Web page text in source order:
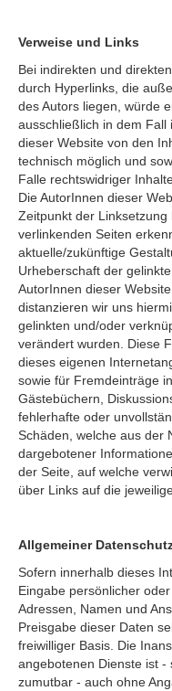
Verweise und Links
Bei indirekten und
durch Hyperlinks, die
des Autors liegen, würde
ausschließlich in dem Fall
dieser Website von den
technisch möglich und
Falle rechtswidriger
Die AutorInnen dieser
Zeitpunkt der
verlinkenden Seiten
aktuelle/zukünftige
Urheberschaft der
AutorInnen dieser
distanzieren wir uns
gelinkten und/oder
verändert wurden. Diese
dieses eigenen
sowie für Fremdeinträge
Gästebüchern,
fehlerhafte oder
Schäden, welche aus der
dargebotener
der Seite, auf welche
über Links auf die
Allgemeiner
Sofern innerhalb dieses
Eingabe persönlicher
Adressen, Namen und
Preisgabe dieser Daten
freiwilliger Basis. Die
angebotenen Dienste ist -
zumutbar - auch ohne